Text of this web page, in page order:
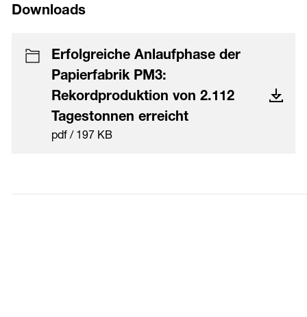
Downloads
Erfolgreiche Anlaufphase der
Papierfabrik PM3:
Rekordproduktion von 2.112
Tagestonnen erreicht
pdf / 197 KB